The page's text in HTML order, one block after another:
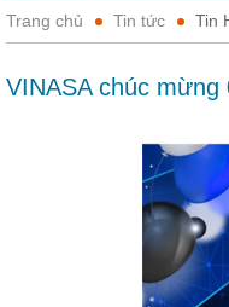
Trang chủ Tin tức Tin
VINASA chúc mừng